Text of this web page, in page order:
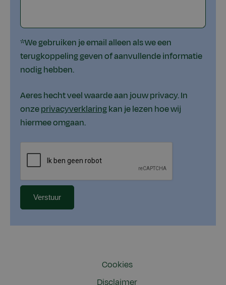
*We gebruiken je email alleen als we een
terugkoppeling geven of aanvullende informatie
nodig hebben.
Aeres hecht veel waarde aan jouw privacy. In
onzeprivacyverklaringkan je lezen hoe wij
hiermee omgaan.
Cookies
Disclaimer